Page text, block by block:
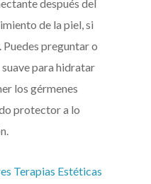
después del
de la piel, si
Puedes preguntar o
para hidratar
los gérmenes
protector a lo
Terapias Estéticas